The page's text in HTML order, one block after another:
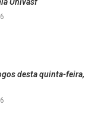
desta quinta-feira,